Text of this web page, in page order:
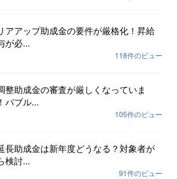
アアップ助成金の要件が厳格化！昇給
が必...
118件のビュー
整助成金の審査が厳しくなっていま
バブル...
105件のビュー
長助成金は新年度どうなる？対象者が
検討...
91件のビュー